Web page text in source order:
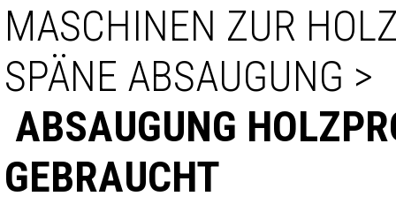
MASCHINEN ZUR
SPÄNE ABSAUGUNG >
ABSAUGUNG
GEBRAUCHT